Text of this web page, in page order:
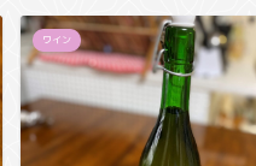
ワイン